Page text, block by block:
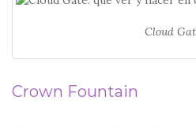
Cloud
Crown Fountain